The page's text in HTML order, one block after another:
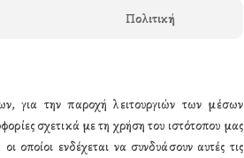
Πολιτική
για την παροχή λειτουργιών των μέσων
σχετικά με τη χρήση του ιστότοπου μας
οποίοι ενδέχεται να συνδυάσουν αυτές τις